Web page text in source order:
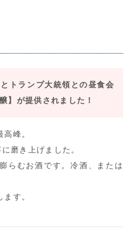
トランプ大統領との昼食会
】が提供されました！
峰。
磨き上げました。
らむお酒です。冷酒、または
す。